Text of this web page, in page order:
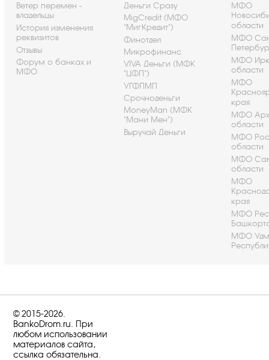
Ветер перемен -
владельцы
История изменения
реквизитов
Отзывы
Форум о банках и
МФО
Деньги Сразу
MigCredit (МФО
"МигКредит")
Финотдел
Микрофинанс
VIVA Деньги (МФК
"ЦФП")
УГФПМП
Срочноденьги
MoneyMan (МФК
"Мани Мен")
Выручай Деньги
МФО
области
МФО
МФО
области
МФО
края
МФО
области
МФО
области
МФО
области
МФО
края
МФО
МФО
© 2015-2026.
BankoDrom.ru. При
любом использовании
материалов сайта,
ссылка обязательна.